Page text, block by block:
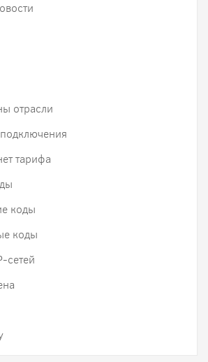
отрасли
тарифа
коды
коды
сетей